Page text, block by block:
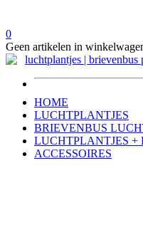
0
Geen artikelen in
HOME
LUCHTPLANTJES
BRIEVENBUS
LUCHTPLANTJES +
ACCESSOIRES